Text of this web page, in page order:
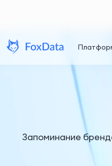
Запоминание